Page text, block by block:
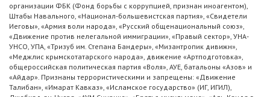
организации ФБК (Фонд борьбы с коррупцией, признан иноагентом),
Штабы Навального, «Национал-большевистская партия», «Свидетели
Иеговы», «Армия воли народа», «Русский общенациональный союз»,
«Движение против нелегальной иммиграции», «Правый сектор», УНА-
УНСО, УПА, «Тризуб им. Степана Бандеры», «Мизантропик дивижн»,
«Меджлис крымскотатарского народа», движение «Артподготовка»,
общероссийская политическая партия «Воля», АУЕ, батальоны «Азов» и
«Айдар». Признаны террористическими и запрещены: «Движение
Талибан», «Имарат Кавказ», «Исламское государство» (ИГ, ИГИЛ),